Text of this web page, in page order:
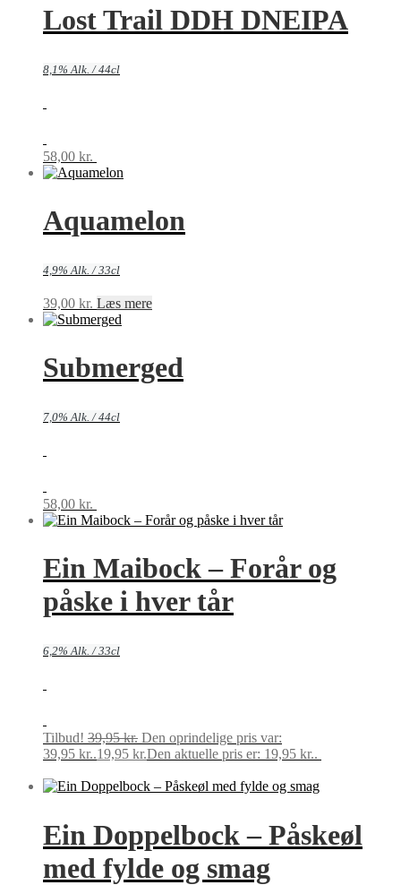
Lost Trail DDH DNEIPA
8,1% Alk. / 44cl
58,00 kr.
Aquamelon
4,9% Alk. / 33cl
39,00 kr. Læs mere
Submerged
7,0% Alk. / 44cl
58,00 kr.
Ein Maibock – Forår og
påske i hver tår
6,2% Alk. / 33cl
Tilbud! 39,95kr. Den oprindelige pris var:
39,95 kr..19,95 kr.Den aktuelle pris er: 19,95 kr..
Ein Doppelbock – Påskeøl
med fylde og smag